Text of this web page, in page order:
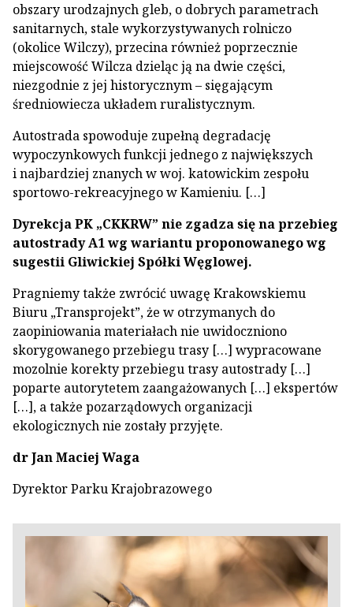
obszary urodzajnych gleb, o dobrych parametrach
sanitarnych, stale wykorzystywanych rolniczo
(okolice Wilczy), przecina również poprzecznie
miejscowość Wilcza dzieląc ją na dwie części,
niezgodnie z jej historycznym – sięgającym
średniowiecza układem ruralistycznym.
Autostrada spowoduje zupełną degradację
wypoczynkowych funkcji jednego z największych
i najbardziej znanych w woj. katowickim zespołu
sportowo-rekreacyjnego w Kamieniu. […]
Dyrekcja PK „CKKRW” nie zgadza się na przebieg
autostrady A1 wg wariantu proponowanego wg
sugestii Gliwickiej Spółki Węglowej.
Pragniemy także zwrócić uwagę Krakowskiemu
Biuru „Transprojekt”, że w otrzymanych do
zaopiniowania materiałach nie uwidoczniono
skorygowanego przebiegu trasy […] wypracowane
mozolnie korekty przebiegu trasy autostrady […]
poparte autorytetem zaangażowanych […] ekspertów
[…], a także pozarządowych organizacji
ekologicznych nie zostały przyjęte.
dr Jan Maciej Waga
Dyrektor Parku Krajobrazowego